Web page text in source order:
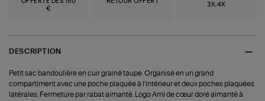
€
3X,4X
DESCRIPTION
Petit sac bandoulière en cuir grainé taupe. Organisé en un grand
compartiment avec une poche plaquée à l'intérieur et deux poches plaquées
latérales. Fermeture par rabat aimanté. Logo Ami de cœur doré aimanté à